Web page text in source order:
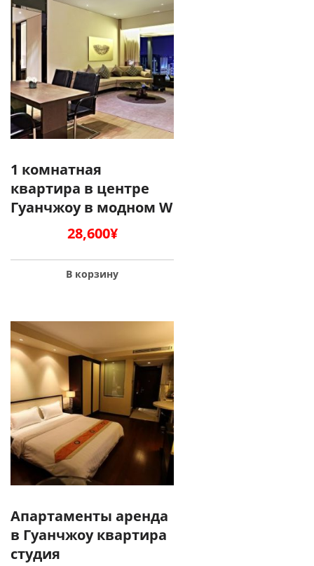
1 комнатная
квартира в центре
Гуанчжоу в модном W
28,600¥
В корзину
Апартаменты аренда
в Гуанчжоу квартира
студия